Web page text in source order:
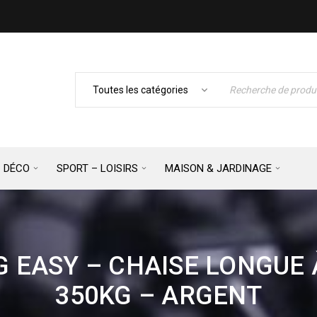
SPORT – LOISIRS MAISON & JARDINAGE
EASY – CHAISE LONGUE
350KG – ARGENT